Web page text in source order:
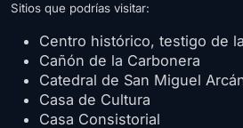
Sitios que podrías visitar:
Centro histórico, testigo de
Cañón de la Carbonera
Catedral de San Miguel
Casa de Cultura
Casa Consistorial